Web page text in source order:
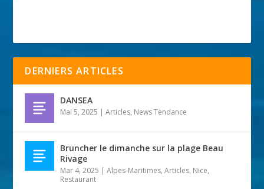
DERNIERS ARTICLES
DANSEA
Mai 5, 2025 |Articles, News Tendance
Bruncher le dimanche sur la plage Beau
Rivage
Mar 4, 2025 |Alpes-Maritimes,Articles, Nice,
Restaurant